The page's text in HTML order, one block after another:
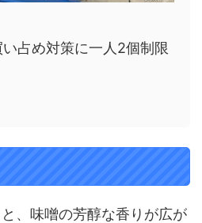
占め対策に一人2個制限
、味噌の芳醇な香りが広が